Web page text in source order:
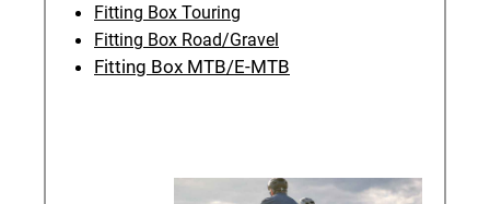
Fitting Box Touring
Fitting Box Road/Gravel
Fitting Box MTB/E-MTB